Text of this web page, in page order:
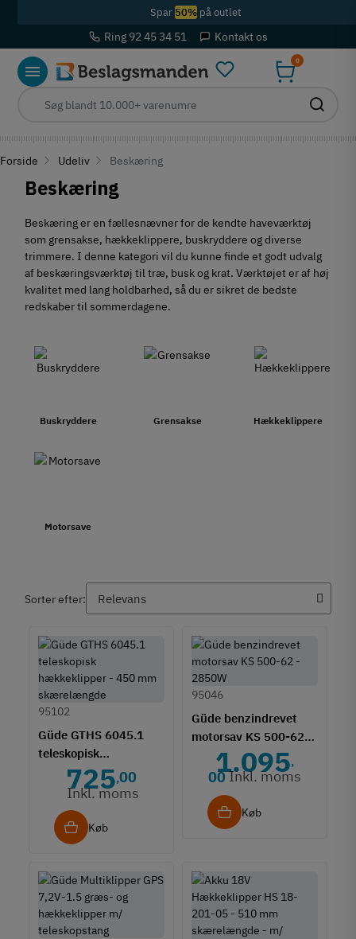
Spar 50%på outlet
Ring 92 45 34 51 Kontakt os
0
Forside Udeliv Beskæring
Beskæring
Beskæring er en fællesnævner for de kendte haveværktøj
som grensakse, hækkeklippere, buskryddere og diverse
trimmere. I denne kategori vil du kunne finde et godt udvalg
af beskæringsværktøj til træ, busk og krat. Værktøjet er af høj
kvalitet med lang holdbarhed, så du er sikret de bedste
redskaber til sommerdagene.
Buskryddere Grensakse Hækkeklippere
Motorsave
Sorter efter:
Güde GTHS 6045.1
teleskopisk
hækkeklipper - 450
mm skærelængde
95102
725,00
Inkl. moms
Køb
Güde benzindrevet
motorsav KS 500-62 -
2850W
95046
1.095,
00Inkl. moms
Køb